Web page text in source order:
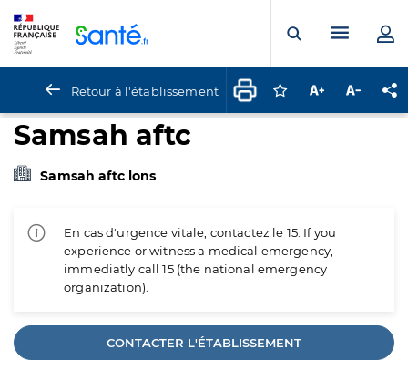
Ouvrir laMenu
Retour à l'établissement Connectez-vous
Augmenter la
Samsah aftc
Samsah aftc lons
En cas d'urgence vitale, contactez le 15. If you
experience or witness a medical emergency,
immediatly call 15 (the national emergency
organization).
CONTACTER L'ÉTABLISSEMENT